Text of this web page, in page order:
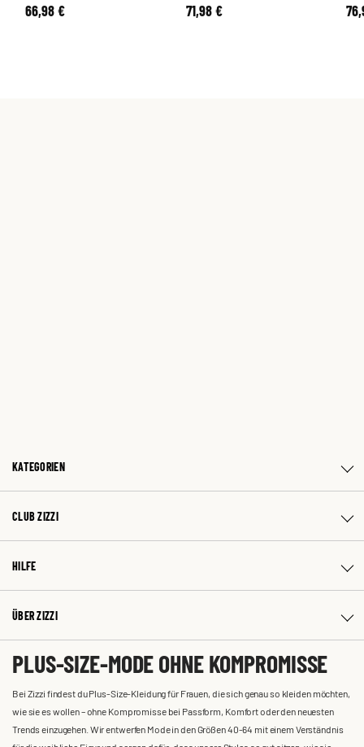
66,98 € 71,98 €
KATEGORIEN
CLUB ZIZZI
HILFE
ÜBER ZIZZI
PLUS-SIZE-MODE OHNE KOMPROMISSE
Bei Zizzi findest du Plus-Size-Kleidung für Frauen, die sich genau so kleiden möchten,
wie sie es wollen – ohne Kompromisse bei Passform, Komfort oder den neuesten
Trends einzugehen. Wir entwerfen Mode in den Größen 40-64 mit einem Verständnis